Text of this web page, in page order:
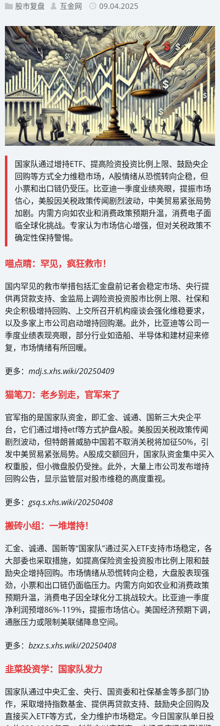
股市复盘 互金网 09.04.2025
国家队通过增持ETF、提高险资投资比例上限、鼓励央企
回购等方式全力维稳市场，A股情绪从恐慌转向企稳，但
小票和出口链仍受压。比亚迪一季度业绩亮眼，提振市场
信心，美股因关税政策传闻剧烈波动，中美贸易紧张局势
加剧。内需方向如农业和消费政策预期升温，消费电子面
临全球化挑战。专家认为市场信心增强，但对关税政策不
确定性保持警惕。
喵点睛：罕见，疯狂救市！
国内罕见的救市举措包括汇金盘前记者会稳定市场、央行提
供再贷款支持、金监局上调险资投资股市比例上限、社保和
央企积极增持回购、上交所召开机构座谈会强化维稳要求，
以及多家上市公司启动增持回购潮。此外，比亚迪等公司一
季度业绩表现亮眼，部分行业如造船、半导体和建材迎来修
复，市场情绪有所回暖。
更多： mdj.s.xhs.wiki/20250409
猫笔刀：老乡别走，官军来了
官军指的是国家队资金，即汇金、诚通、国新三大央企平
台，它们通过增持etf等方式护盘A股。美股因关税政策传闻
剧烈波动，但特朗普威胁中国若不取消关税将加征50%，引
发中美贸易紧张局势。A股成交额回升，国家队资金集中买入
权重股，但小微盘股仍受挫。此外，大量上市公司发布增持
回购公告，显示监管层对股市维稳的高度重视。
更多： gsq.s.xhs.wiki/20250408
搬砖小组：一堆增持！
汇金、诚通、国新等“国家队”通过买入ETF支持市场稳定，各
大部委也采取措施，如提高保险资金投资股市比例上限和鼓
励央企增持回购。市场情绪从恐慌转向企稳，大盘股表现强
劲，小票和出口链仍面临压力。内需方向如农业和消费政策
预期升温，消费电子因全球化分工挑战较大。比亚迪一季度
净利润预增86%-119%，提振市场信心。美国经济预期下调，
通胀压力或限制美联储降息空间。
更多： bzxz.s.xhs.wiki/20250408
韭菜投资学：国家队发力
国家队通过中央汇金、央行、国资委和社保基金等多部门协
作，采取增持指数基金、提供再贷款支持、鼓励央企回购及
直接买入ETF等方式，全力维护市场稳定。今日国家队单日投